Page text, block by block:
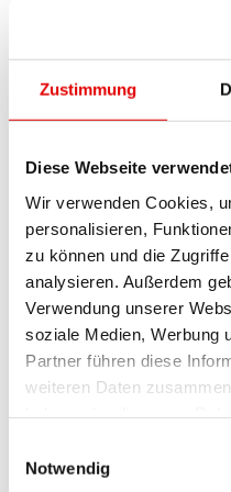
Zustimmung
Diese Webseite
Wir verwenden Cookies,
personalisieren,
zu können und die
analysieren. Außerdem
Verwendung unserer
soziale Medien, Werbung
Partner führen diese
weiteren Daten
Notwendig
Schmale Felgen
schmale
als auch mit
kann eine
•
•
VORTEILE